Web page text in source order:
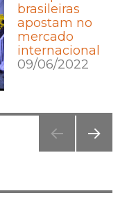
brasileiras
apostam no
mercado
internacional
09/06/2022
NA